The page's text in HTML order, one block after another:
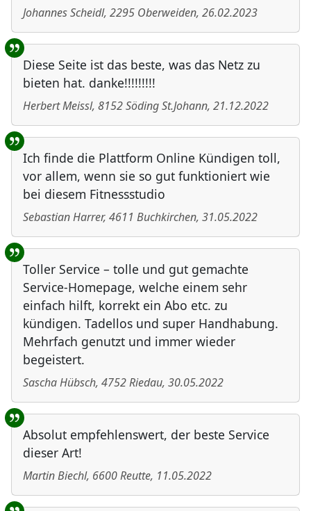
Johannes Scheidl, 2295 Oberweiden, 26.02.2023
Diese Seite ist das beste, was das Netz zu
bieten hat. danke!!!!!!!!!
Herbert Meissl, 8152Söding St.Johann, 21.12.2022
Ich finde die Plattform Online Kündigen toll,
vor allem, wenn sie so gut funktioniert wie
bei diesem Fitnessstudio
Sebastian Harrer, 4611 Buchkirchen, 31.05.2022
Toller Service – tolle und gut gemachte
Service-Homepage, welche einem sehr
einfach hilft, korrekt ein Abo etc. zu
kündigen. Tadellos und super Handhabung.
Mehrfach genutzt und immer wieder
begeistert.
Sascha Hübsch, 4752Riedau, 30.05.2022
Absolut empfehlenswert, der beste Service
dieser Art!
Martin Biechl, 6600Reutte, 11.05.2022